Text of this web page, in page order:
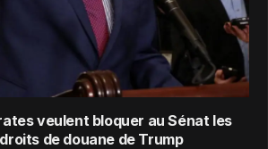
veulent bloquer au Sénat les
de douane de Trump